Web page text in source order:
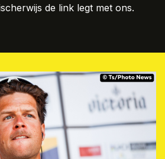
de link legt met ons.